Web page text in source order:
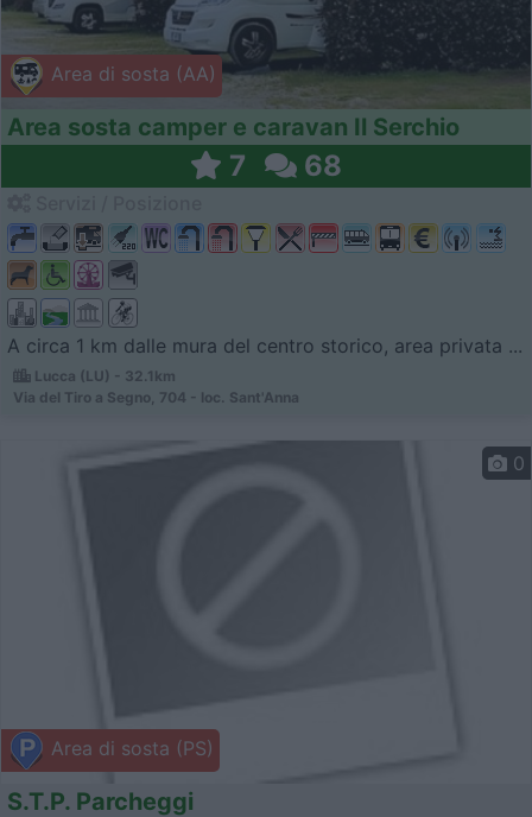
Area di sosta (AA)
Area sosta camper e caravan Il Serchio
7 68
A circa 1 km dalle mura del centro storico, area privata ...
Lucca (LU) - 32.1km
Via del Tiro a Segno, 704 - loc. Sant'Anna
Area di sosta (PS)
0
S.T.P. Parcheggi